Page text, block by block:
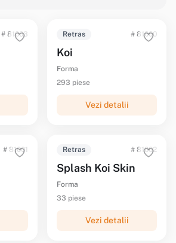
# 81003 Retras # 81000
Koi
Forma
293 piese
Vezi detalii
# 81001 Retras # 81002
Splash Koi Skin
Forma
33 piese
Vezi detalii